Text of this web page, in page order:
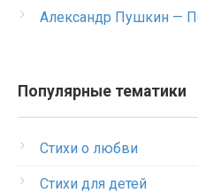
Александр Пушкин —
Популярные тематики
Стихи о любви
Стихи для детей